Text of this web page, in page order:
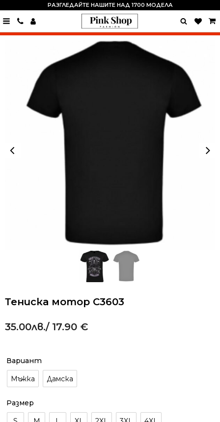
РАЗГЛЕДАЙТЕ НАШИТЕ НАД 1700 МОДЕЛА
0889
15
Тениска мотор C3603
35.00лв./ 17.90 €
Вариант
Мъжка Дамска
Размер